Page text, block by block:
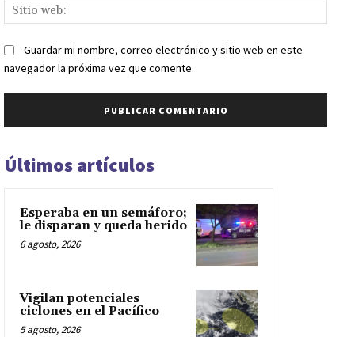
web:
Guardar mi nombre, correo electrónico y sitio web en este
navegador la próxima vez que comente.
Últimos artículos
Esperaba en un semáforo;
le disparan y queda herido
6 agosto, 2026
Vigilan potenciales
ciclones en el Pacífico
5 agosto, 2026